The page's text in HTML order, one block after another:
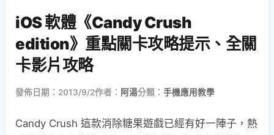
iOS 軟體《Candy Crush
edition》重點關卡攻略提示、全關
卡影片攻略
發佈日期：2013/9/2作者： 阿湯分類： 手機應用教學
Candy Crush 這款消除糖果遊戲已經有好一陣子，熱